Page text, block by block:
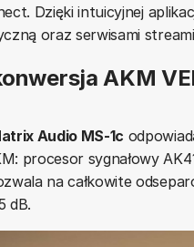
Dzięki intuicyjnej
oraz serwisami
AKM
Audio MS-1c
procesor sygnałowy
na całkowite
dB.